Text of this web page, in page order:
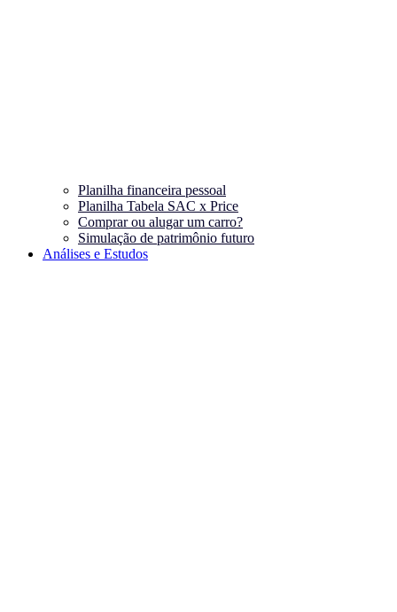
Planilha financeira pessoal
Planilha Tabela SAC x Price
Comprar ou alugar um carro?
Simulação de patrimônio futuro
Análises e Estudos